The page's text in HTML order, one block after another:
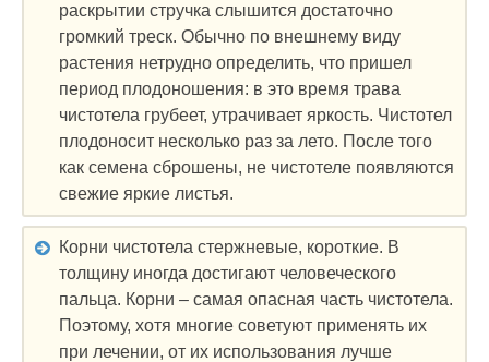
раскрытии стручка слышится достаточно
громкий треск. Обычно по внешнему виду
растения нетрудно определить, что пришел
период плодоношения: в это время трава
чистотела грубеет, утрачивает яркость. Чистотел
плодоносит несколько раз за лето. После того
как семена сброшены, не чистотеле появляются
свежие яркие листья.
Корни чистотела стержневые, короткие. В
толщину иногда достигают человеческого
пальца. Корни – самая опасная часть чистотела.
Поэтому, хотя многие советуют применять их
при лечении, от их использования лучше